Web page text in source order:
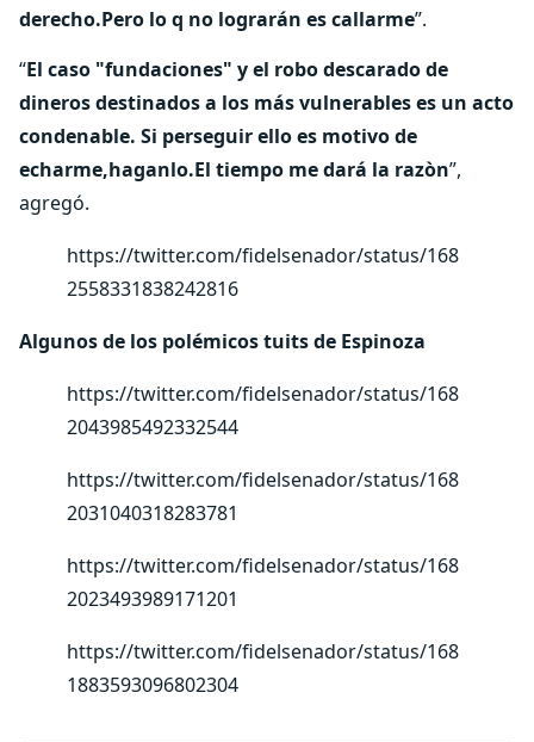
derecho.Pero lo q no lograrán es callarme”.
“El caso "fundaciones" y el robo descarado de
dineros destinados a los más vulnerables es un acto
condenable. Si perseguir ello es motivo de
echarme,haganlo.El tiempo me dará la razòn”,
agregó.
https://twitter.com/fidelsenador/status/168
2558331838242816
Algunos de los polémicos tuits de Espinoza
https://twitter.com/fidelsenador/status/168
2043985492332544
https://twitter.com/fidelsenador/status/168
2031040318283781
https://twitter.com/fidelsenador/status/168
2023493989171201
https://twitter.com/fidelsenador/status/168
1883593096802304